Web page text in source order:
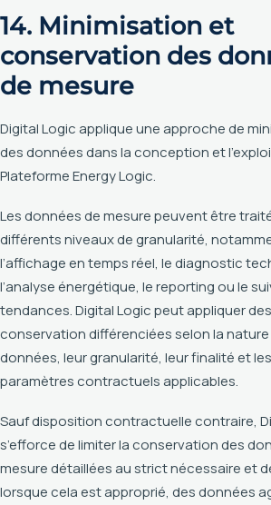
14. Minimisation et
conservation des
de mesure
Digital Logic applique une approche de
des données dans la conception et
Plateforme Energy Logic.
Les données de mesure peuvent être
différents niveaux de granularité,
l’affichage en temps réel, le diagnostic
l’analyse énergétique, le reporting ou le
tendances. Digital Logic peut appliquer
conservation différenciées selon la nature
données, leur granularité, leur finalité et les
paramètres contractuels applicables.
Sauf disposition contractuelle contraire,
s’efforce de limiter la conservation des
mesure détaillées au strict nécessaire et
lorsque cela est approprié, des données